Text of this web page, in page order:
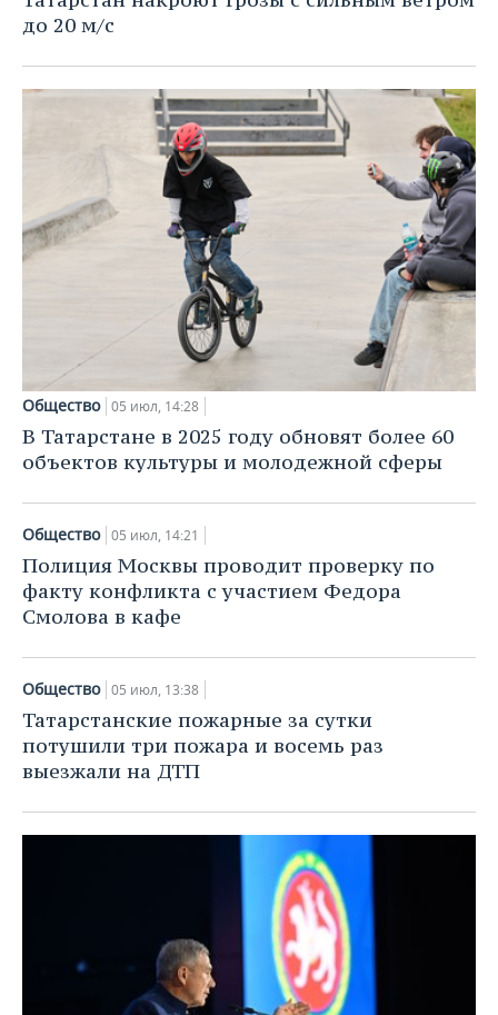
до 20 м/с
Общество 05 июл, 14:28
В Татарстане в 2025 году обновят более 60
объектов культуры и молодежной сферы
Общество 05 июл, 14:21
Полиция Москвы проводит проверку по
факту конфликта с участием Федора
Смолова в кафе
Общество 05 июл, 13:38
Татарстанские пожарные за сутки
потушили три пожара и восемь раз
выезжали на ДТП